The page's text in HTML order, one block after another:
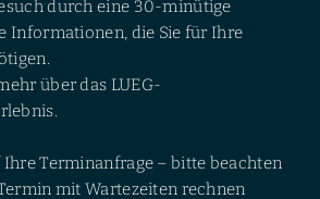
durch eine 30-minütige
Informationen, die Sie für Ihre
über das LUEG-
Terminanfrage – bitte beachten
mit Wartezeiten rechnen